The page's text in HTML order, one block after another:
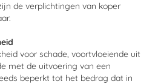
de verplichtingen van koper
voor schade, voortvloeiende uit
met de uitvoering van een
beperkt tot het bedrag dat in